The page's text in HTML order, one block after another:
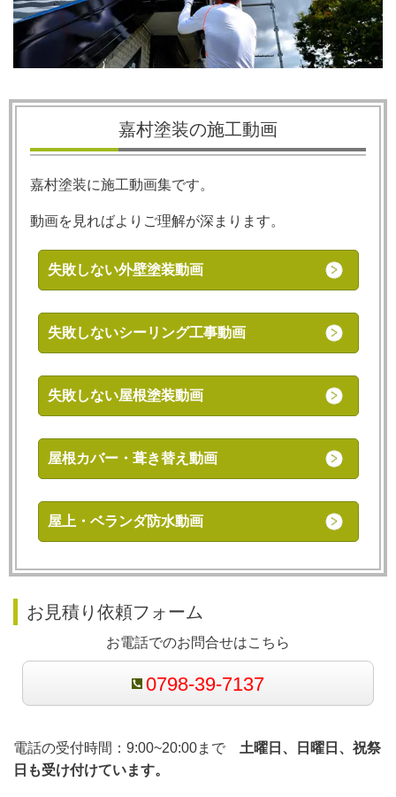
嘉村塗装の施工動画
嘉村塗装に施工動画集です。
動画を見ればよりご理解が深まります。
失敗しない外壁塗装動画
失敗しないシーリング工事動画
失敗しない屋根塗装動画
屋根カバー・葺き替え動画
屋上・ベランダ防水動画
お見積り依頼フォーム
お電話でのお問合せはこちら
0798-39-7137
電話の受付時間：9:00~20:00まで 土曜日、日曜日、祝祭
日も受け付けています。